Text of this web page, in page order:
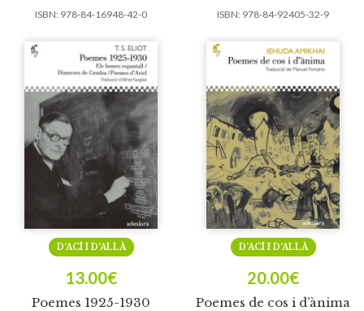
ISBN: 978-84-16948-42-0 ISBN: 978-84-92405-32-9
Poemes 1925-1930
D’ACÍ I D’ALLÀ
13.00€
Poemes de cos i d’ànima
D’ACÍ I D’ALLÀ
20.00€